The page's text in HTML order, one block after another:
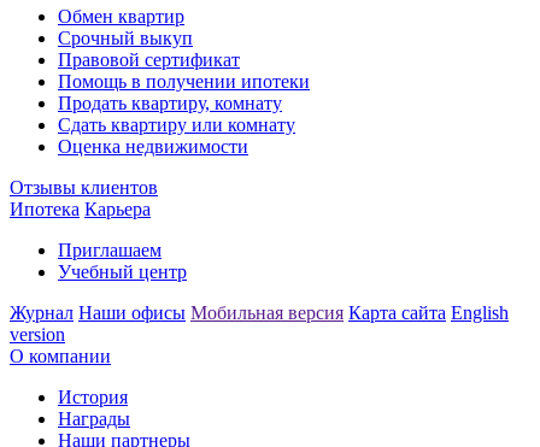
Обмен квартир
Срочный выкуп
Правовой сертификат
Помощь в получении ипотеки
Продать квартиру, комнату
Сдать квартиру или комнату
Оценка недвижимости
Отзывы клиентов
Ипотека Карьера
Приглашаем
Учебный центр
Журнал Наши офисы Мобильная версия Карта сайта English
version
О компании
История
Награды
Наши партнеры